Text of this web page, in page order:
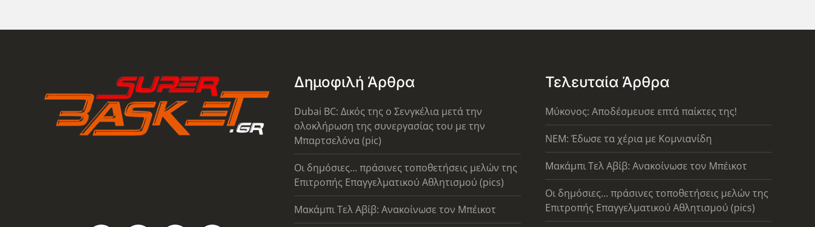
Δημοφιλή Άρθρα
Dubai BC: Δικός της ο Σενγκέλια μετά την
ολοκλήρωση της συνεργασίας του με την
Μπαρτσελόνα (pic)
Οι δημόσιες... πράσινες τοποθετήσεις μελών της
Επιτροπής Επαγγελματικού Αθλητισμού (pics)
Μακάμπι Τελ Αβίβ: Ανακοίνωσε τον Μπέικοτ
Τελευταία Άρθρα
Μύκονος: Αποδέσμευσε επτά παίκτες της!
ΝΕΜ: Έδωσε τα χέρια με Κομνιανίδη
Μακάμπι Τελ Αβίβ: Ανακοίνωσε τον Μπέικοτ
Οι δημόσιες... πράσινες τοποθετήσεις μελών της
Επιτροπής Επαγγελματικού Αθλητισμού (pics)